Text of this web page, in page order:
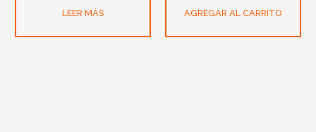
LEER MÁS AGREGAR AL CARRITO